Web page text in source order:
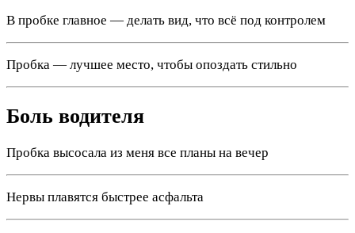
В пробке главное — делать вид, что всё под контролем
Пробка — лучшее место, чтобы опоздать стильно
Боль водителя
Пробка высосала из меня все планы на вечер
Нервы плавятся быстрее асфальта